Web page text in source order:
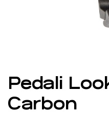
Pedali
Carbon